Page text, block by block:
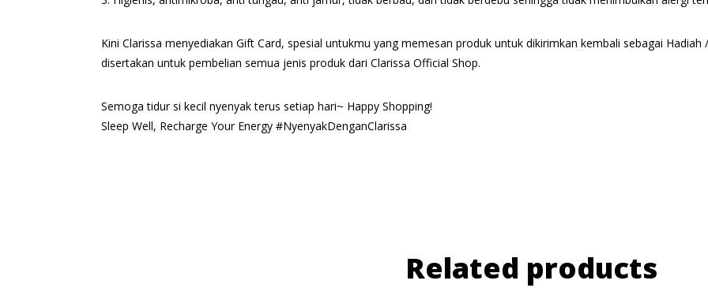
Kini Clarissa menyediakan Gift Card, spesial untukmu yang memesan produk untuk dikirimkan kembali sebagai
disertakan untuk pembelian semua jenis produk dari Clarissa Official Shop.
Semoga tidur si kecil nyenyak terus setiap hari~ Happy Shopping!
Sleep Well, Recharge Your Energy #NyenyakDenganClarissa
Related products